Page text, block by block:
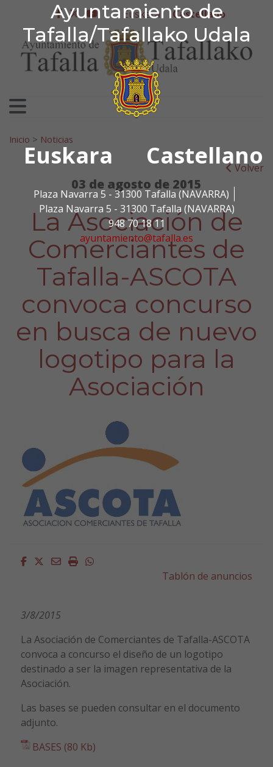
Ayuntamiento de
Tafalla/Tafallako Udala
Euskara Castellano
Plaza Navarra 5 - 31300 Tafalla (NAVARRA)
Plaza Navarra 5 - 31300 Tafalla (NAVARRA)
948 70 18 11
ayuntamiento@tafalla.es
Ir al contenido
Ayuntamiento de
facebook
twitter
youtube
Euskera Castellano
Search for:
Inicio > Noticias
Volver
03 de agosto de 2015
La Asociación de
Comerciantes de
Tafalla-ASCOTA
convoca concurso
en busca de nuevo
logotipo para la
Asociación
Facebook
Twitter
EmailImprimirWhatsapp
Tablón de anuncios
3/8/2015
La Asociación de Comerciantes de Tafalla-ASCOTA
convoca a concurso el diseño de un logotipo
destinado a ser la imagen representativa de la
Asociación.
Las bases se pueden consultar en el documento
adjunto.
BASES (80 Kb)